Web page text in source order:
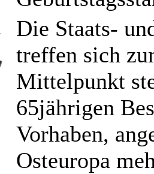
Die Staats-
treffen sich
Mittelpunkt
65jährigen
Vorhaben,
Osteuropa